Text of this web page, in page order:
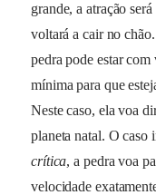
grande, a atração
voltará a cair no
pedra pode estar
mínima para que
Neste caso, ela voa
planeta natal. O caso
crítica, a pedra voa
velocidade